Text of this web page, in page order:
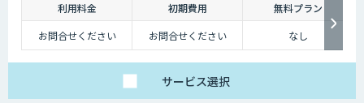
利用料金 初期費用
無料プラン
お問合せください
お問合せください なし
サービス選択